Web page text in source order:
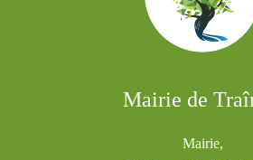
Mairie de
Mairie,